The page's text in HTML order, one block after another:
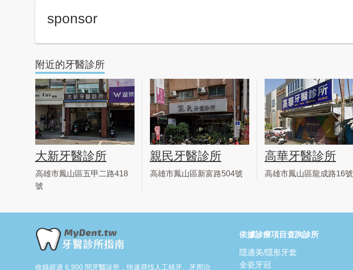
sponsor
附近的牙醫診所
大新牙醫診所
高雄市鳳山區五甲二路418
號
親民牙醫診所
高雄市鳳山區新富路504號
高華牙醫診所
高雄市鳳山區龍成路16號
收錄超過 6,900 間牙醫診所，快速尋找人工植牙、牙周治
依據診療項目查詢診所
隱適美/隱形牙套
全瓷牙冠